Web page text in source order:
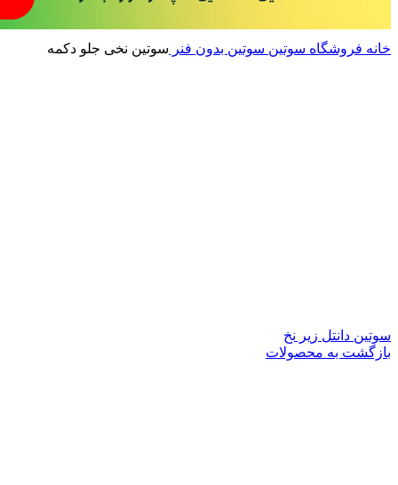
خانه فروشگاه سوتین سوتین بدون فنر سوتین نخی جلو دکمه
سوتین دانتل زیر نخ
بازگشت به محصولات